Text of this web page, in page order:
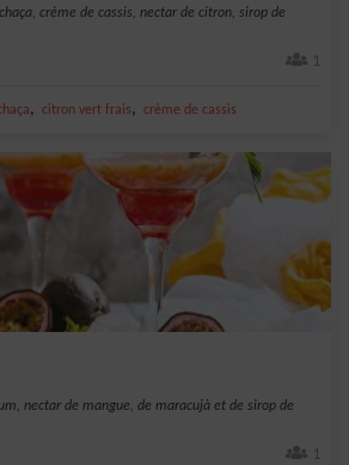
crème de cassis, nectar de citron, sirop de
1
, citron vert frais, crème de cassis
nectar de mangue, de maracujà et de sirop de
1